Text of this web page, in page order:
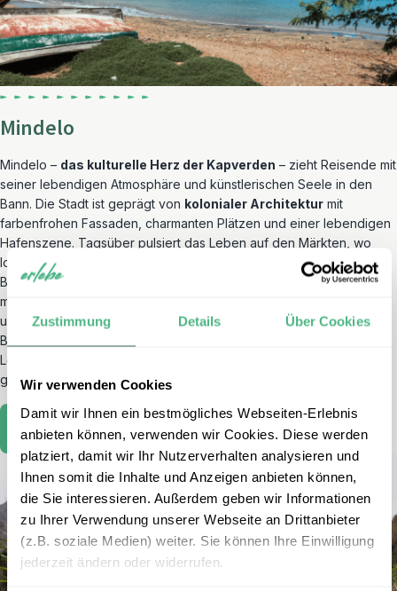
Zustimmung Details Über Cookies
Wir verwenden Cookies
Damit wir Ihnen ein bestmögliches Webseiten-Erlebnis
anbieten können, verwenden wir Cookies. Diese werden
platziert, damit wir Ihr Nutzerverhalten analysieren und
Ihnen somit die Inhalte und Anzeigen anbieten können,
die Sie interessieren. Außerdem geben wir Informationen
zu Ihrer Verwendung unserer Webseite an Drittanbieter
(z.B. soziale Medien) weiter. Sie können Ihre Einwilligung
jederzeit ändern oder widerrufen.
Mindelo
Mindelo – das kulturelle Herz der Kapverden – zieht Reisende mit
seiner lebendigen Atmosphäre und künstlerischen Seele in den
Bann. Die Stadt ist geprägt von kolonialer Architektur mit
farbenfrohen Fassaden, charmanten Plätzen und einer lebendigen
Hafenszene. Tagsüber pulsiert das Leben auf den Märkten, wo
lokale Produkte, Gewürze und Handwerkskunst verkauft werden.
Besonders berührend ist Mindelos Verbindung zur
Musik. Der
melancholisch-schöne
unvergesseneCesária Évora , erfüllt noch heute die Straßen und
Bars der Stadt. In den Musikclubs erleben Sie hautnah die
Leidenschaft der Kapverdianer für Gesang und Tanz – ehrlich,
gefühlvoll, echt.
Mindelo auf Sao Vicente erleben